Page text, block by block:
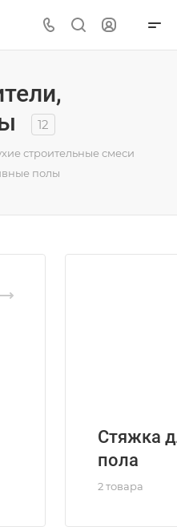
12
строительные смеси
полы
Стяжка
пола
2 товара